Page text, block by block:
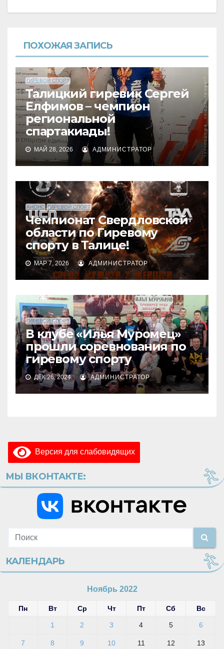
ПОХОЖАЯ ЗАПИСЬ
ГИРЕВОЙ СПОРТ
Талицкий гиревик Сергей
Елфимов – чемпион
региональной
спартакиады!
МАЙ 28, 2026 АДМИНИСТРАТОР
АНОНС ГИРЕВОЙ СПОРТ
Чемпионат Свердловской
области по Гиревому
спорту в Талице!
МАР 7, 2026 АДМИНИСТРАТОР
ГИРЕВОЙ СПОРТ
В клубе «Илья Муромец»
прошли соревнования по
гиревому спорту
ДЕК 26, 2024 АДМИНИСТРАТОР
Версия для слабовидящих
МЫ ВКОНТАКТЕ:
КАЛЕНДАРЬ
Ноябрь 2022
Пн Вт Ср Чт Пт Сб Вс
1 2 3 4 5 6
7 8 9 10 11 12 13